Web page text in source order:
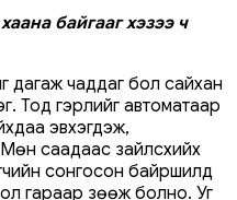
байгааг хэзээ ч
дагаж чаддаг бол сайхан
Тод гэрлийг автоматаар
эвхэгдэж,
саадаас зайлсхийх
сонгосон байршилд
гараар зөөж болно. Уг